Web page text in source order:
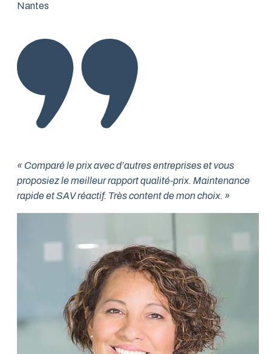
Nantes
« Comparé le prix avec d’autres entreprises et vous
proposiez le meilleur rapport qualité-prix. Maintenance
rapide et SAV réactif. Très content de mon choix. »